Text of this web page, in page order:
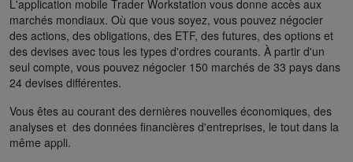
L'application mobile Trader Workstation vous donne accès aux
marchés mondiaux. Où que vous soyez, vous pouvez négocier
des actions, des obligations, des ETF, des futures, des options et
des devises avec tous les types d'ordres courants. À partir d'un
seul compte, vous pouvez négocier 150 marchés de 33 pays dans
24 devises différentes.
Vous êtes au courant des dernières nouvelles économiques, des
analyses et des données financières d'entreprises, le tout dans la
même appli.